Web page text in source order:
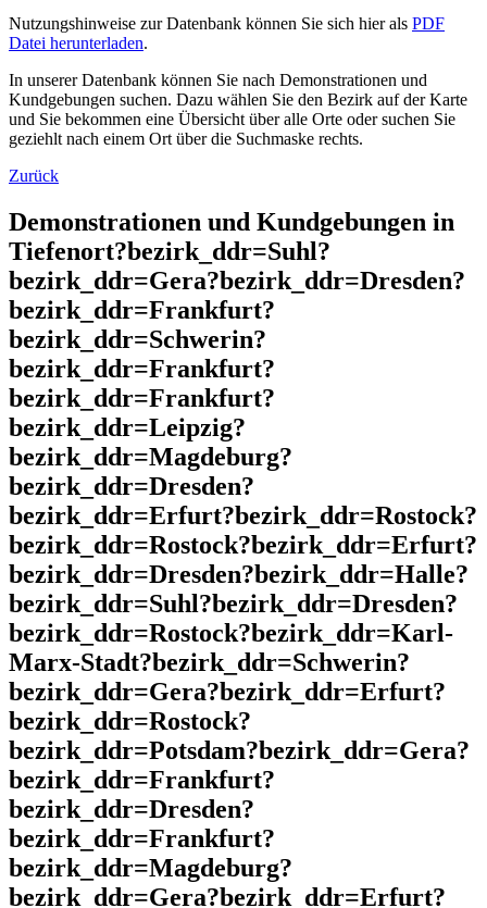
Nutzungshinweise zur Datenbank können Sie sich hier als PDF
Datei herunterladen.
In unserer Datenbank können Sie nach Demonstrationen und
Kundgebungen suchen. Dazu wählen Sie den Bezirk auf der Karte
und Sie bekommen eine Übersicht über alle Orte oder suchen Sie
geziehlt nach einem Ort über die Suchmaske rechts.
Zurück
Demonstrationen und Kundgebungen in
Tiefenort?bezirk_ddr=Suhl?
bezirk_ddr=Gera?bezirk_ddr=Dresden?
bezirk_ddr=Frankfurt?
bezirk_ddr=Schwerin?
bezirk_ddr=Frankfurt?
bezirk_ddr=Frankfurt?
bezirk_ddr=Leipzig?
bezirk_ddr=Magdeburg?
bezirk_ddr=Dresden?
bezirk_ddr=Erfurt?bezirk_ddr=Rostock?
bezirk_ddr=Rostock?bezirk_ddr=Erfurt?
bezirk_ddr=Dresden?bezirk_ddr=Halle?
bezirk_ddr=Suhl?bezirk_ddr=Dresden?
bezirk_ddr=Rostock?bezirk_ddr=Karl-
Marx-Stadt?bezirk_ddr=Schwerin?
bezirk_ddr=Gera?bezirk_ddr=Erfurt?
bezirk_ddr=Rostock?
bezirk_ddr=Potsdam?bezirk_ddr=Gera?
bezirk_ddr=Frankfurt?
bezirk_ddr=Dresden?
bezirk_ddr=Frankfurt?
bezirk_ddr=Magdeburg?
bezirk_ddr=Gera?bezirk_ddr=Erfurt?